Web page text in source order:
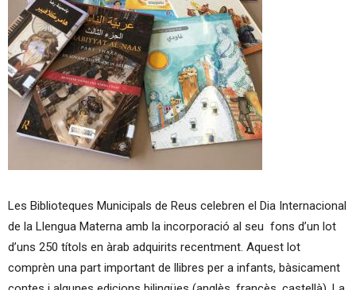
Les Biblioteques Municipals de Reus celebren el Dia Internacional
de la Llengua Materna amb la incorporació al seu fons d’un lot
d’uns 250 títols en àrab adquirits recentment. Aquest lot
comprèn una part important de llibres per a infants, bàsicament